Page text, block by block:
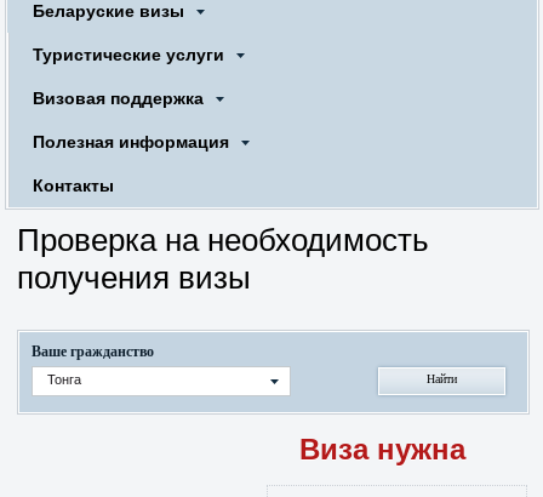
Беларуские визы
Туристические услуги
Визовая поддержка
Полезная информация
Контакты
Проверка на необходимость
получения визы
Ваше гражданство
Тонга
Виза нужна